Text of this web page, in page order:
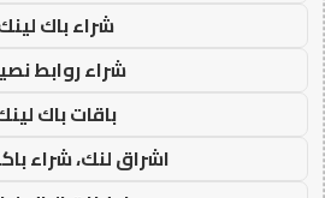
شراء باك
شراء روابط
باقات باك
اشراق لنك، شراء